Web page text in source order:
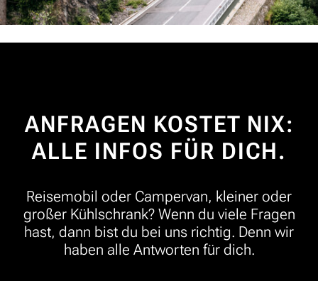
ANFRAGEN KOSTET NIX:
ALLE INFOS FÜR DICH.
Reisemobil oder Campervan, kleiner oder
großer Kühlschrank? Wenn du viele Fragen
hast, dann bist du bei uns richtig. Denn wir
haben alle Antworten für dich.